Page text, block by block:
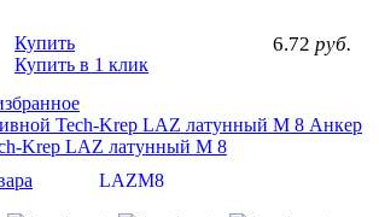
6.72 руб.
Купить
Купить в 1 клик
Анкер
Krep LAZ латунный М 8
LAZM8